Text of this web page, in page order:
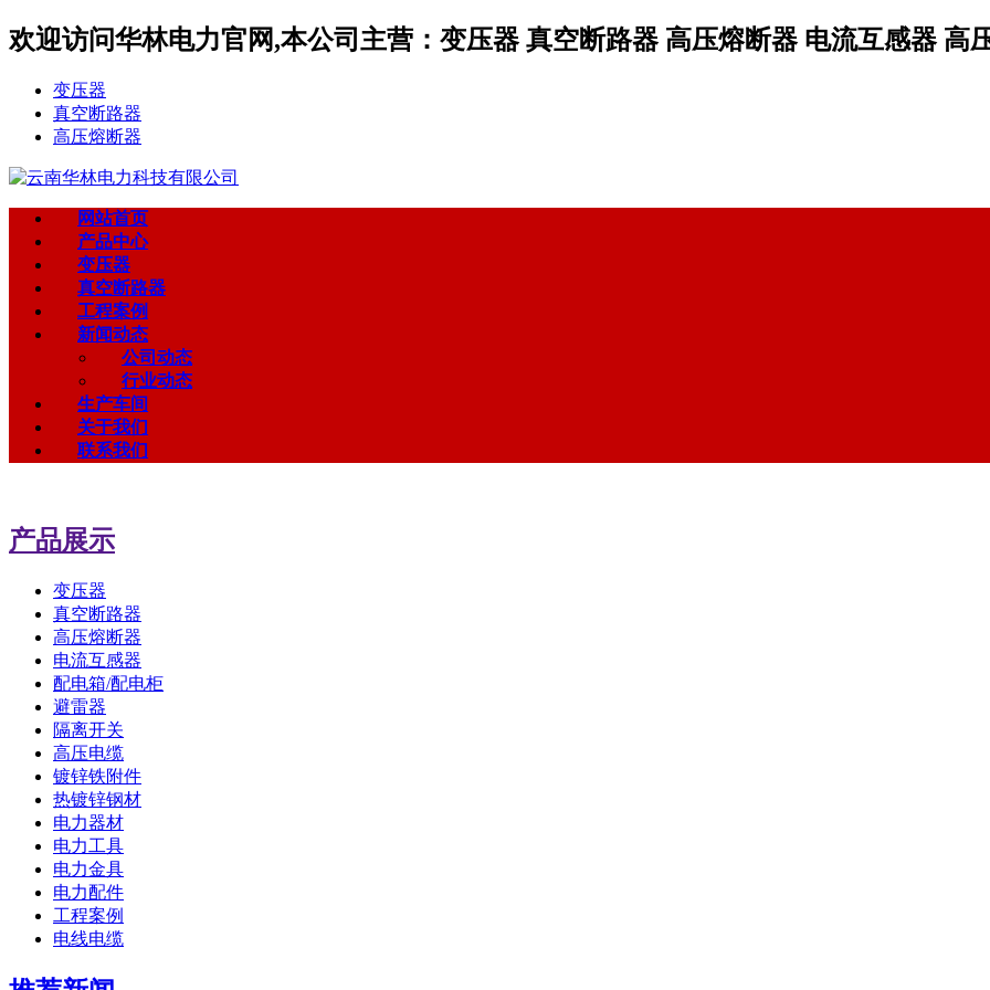
欢迎访问华林电力官网,本公司主营：变压器 真空断路器 高压熔断器 电流互感器 高
变压器
真空断路器
高压熔断器
网站首页
产品中心
变压器
真空断路器
工程案例
新闻动态
公司动态
行业动态
生产车间
关于我们
联系我们
产品展示
变压器
真空断路器
高压熔断器
电流互感器
配电箱/配电柜
避雷器
隔离开关
高压电缆
镀锌铁附件
热镀锌钢材
电力器材
电力工具
电力金具
电力配件
工程案例
电线电缆